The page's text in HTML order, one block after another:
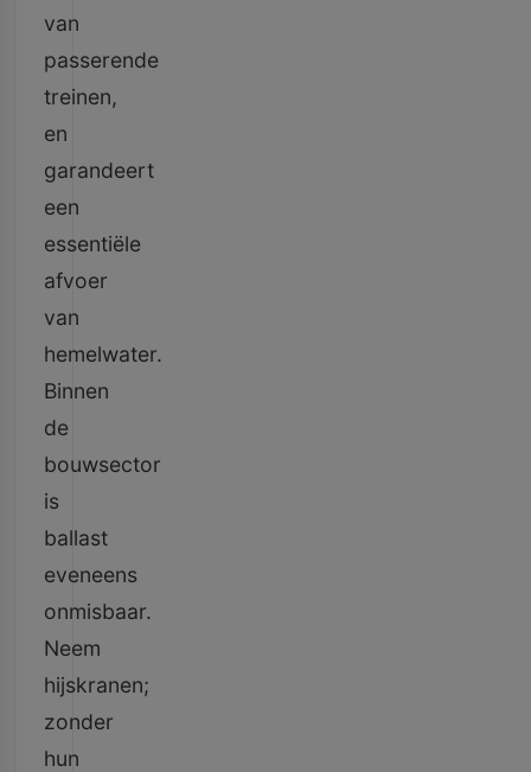
van
passerende
treinen,
en
garandeert
een
essentiële
afvoer
van
hemelwater.
Binnen
de
bouwsector
is
ballast
eveneens
onmisbaar.
Neem
hijskranen;
zonder
hun